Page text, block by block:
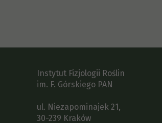
Instytut Fizjologii Roślin
im. F. Górskiego PAN
ul. Niezapominajek 21,
30-239 Kraków